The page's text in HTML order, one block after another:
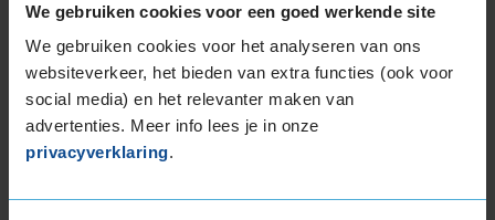
We gebruiken cookies voor een goed werkende site
We gebruiken cookies voor het analyseren van ons
websiteverkeer, het bieden van extra functies (ook voor
social media) en het relevanter maken van
advertenties. Meer info lees je in onze
privacyverklaring.
19-inch banden
225/55R19 99V
235/45R19 95V RUNFLAT
235/50R19 103Y EXTRALOAD
235/50R19 99V
235/50R19 99W RUNFLAT